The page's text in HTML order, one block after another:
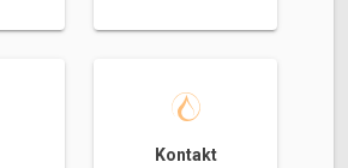
Kontakt